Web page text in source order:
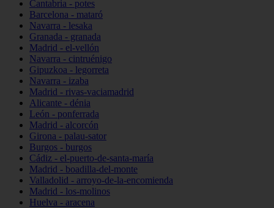
Cantabria - potes
Barcelona - mataró
Navarra - lesaka
Granada - granada
Madrid - el-vellón
Navarra - cintruénigo
Gipuzkoa - legorreta
Navarra - izaba
Madrid - rivas-vaciamadrid
Alicante - dénia
León - ponferrada
Madrid - alcorcón
Girona - palau-sator
Burgos - burgos
Cádiz - el-puerto-de-santa-maría
Madrid - boadilla-del-monte
Valladolid - arroyo-de-la-encomienda
Madrid - los-molinos
Huelva - aracena